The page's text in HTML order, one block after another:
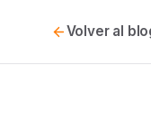
Volver al